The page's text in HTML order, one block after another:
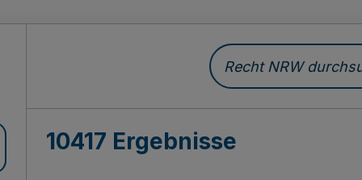
Recht NRW
10417 Ergebnisse